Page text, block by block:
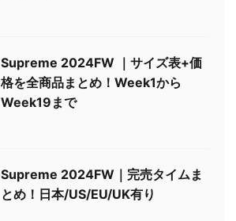
Supreme 2024FW ｜サイズ表+価
格を全商品まとめ！Week1から
Week19まで
Supreme 2024FW｜完売タイムま
とめ！日本/US/EU/UK有り